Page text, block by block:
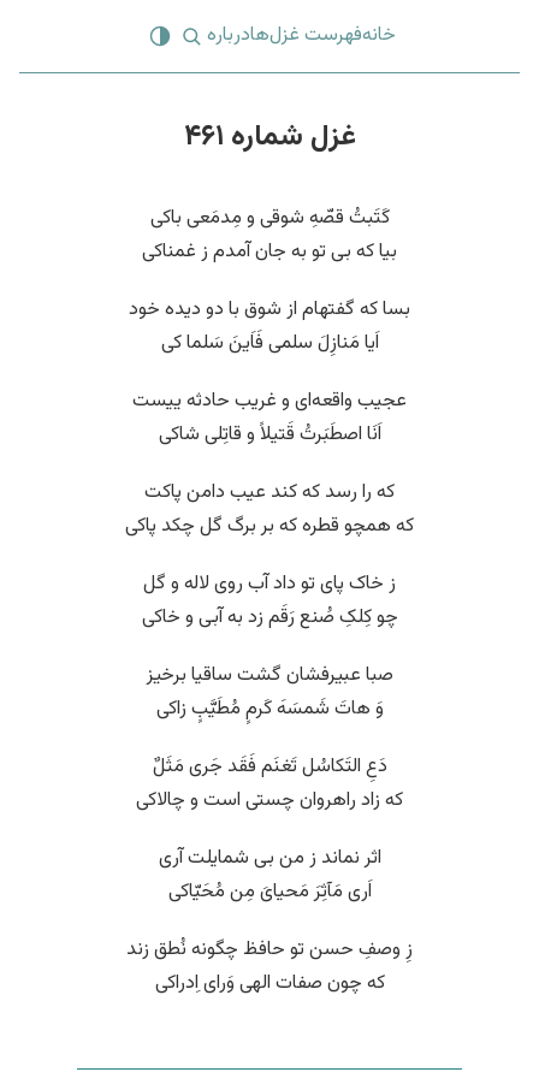
خانهفهرست غزل‌هادرباره
غزل شماره ۴۶۱
کَتَبتُ قصّهِ شوقی و مِدمَعی باکی
بیا که بی تو به جان آمدم ز غمناکی
بسا که گفتهام از شوق با دو دیده خود
اَیا مَنازِلَ سلمی فَاَینَ سَلما کی
عجیب واقعه‌ای و غریب حادثه ییست
اَنَا اصطَبَرتُ قَتیلاً و قاتِلی شاکی
که را رسد که کند عیب دامن پاکت
که همچو قطره که بر برگ گل چکد پاکی
ز خاک پای تو داد آب روی لاله و گل
چو کِلکِ صُنع رَقَم زد به آبی و خاکی
صبا عبیرفشان گشت ساقیا برخیز
وَ هاتَ شَمسَهَ کَرمٍ مُطَیَّبٍ زاکی
دَعِ التَکاسُل تَغنَم فَقَد جَری مَثَلٌ
که زاد راهروان چستی است و چالاکی
اثر نماند ز من بی شمایلت آری
اَری مَآثِرَ مَحیایَ مِن مُحَیّاکی
زِ وصفِ حسن تو حافظ چگونه نُطق زند
که چون صفات الهی وَرای اِدراکی